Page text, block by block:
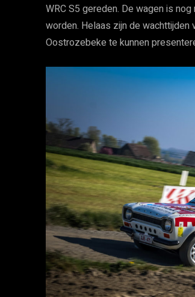
WRC S5 gereden. De wagen is
worden. Helaas zijn de
Oostrozebeke te kunnen